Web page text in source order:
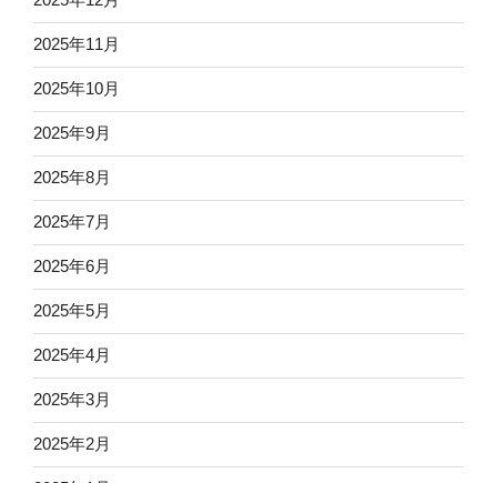
2025年11月
2025年10月
2025年9月
2025年8月
2025年7月
2025年6月
2025年5月
2025年4月
2025年3月
2025年2月